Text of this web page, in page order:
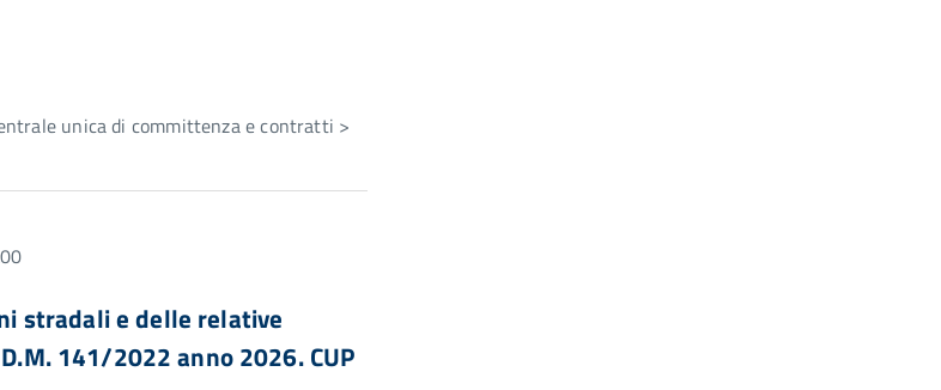
unica di committenza e contratti >
stradali e delle relative
141/2022 anno 2026. CUP